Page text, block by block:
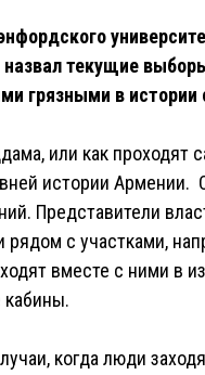
назвал текущие
грязными в истории
или как проходят
истории Армении.
Представители
рядом с участками,
вместе с ними в
кабины.
когда люди